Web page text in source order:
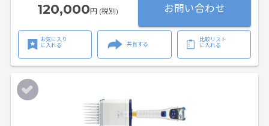
120,000円 (税別) お問い合わせ
お気に入り
に入れる
共有する
比較リスト
に入れる